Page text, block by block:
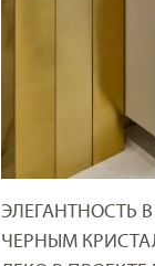
ЭЛЕГАНТНОСТЬ В
ЧЕРНЫМ